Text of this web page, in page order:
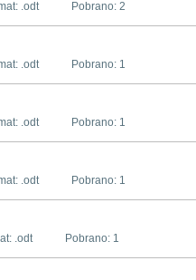
.odt Pobrano: 2
.odt Pobrano: 1
.odt Pobrano: 1
.odt Pobrano: 1
.odt Pobrano: 1